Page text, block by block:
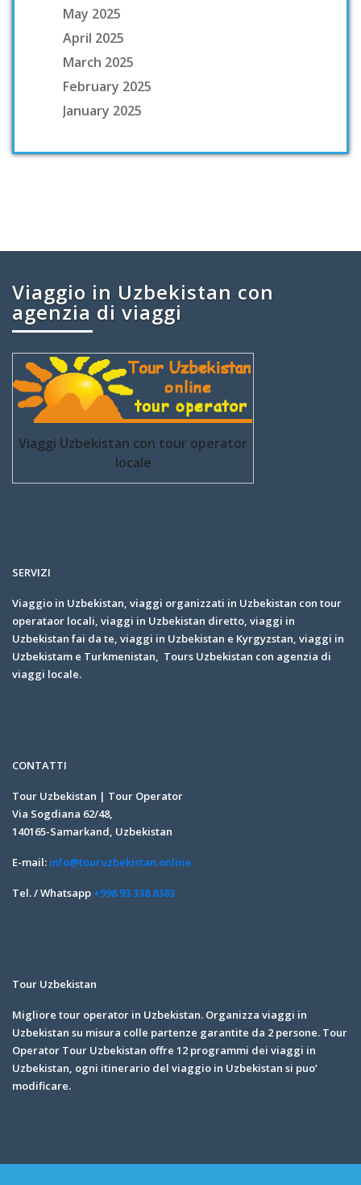
May 2025
April 2025
March 2025
February 2025
January 2025
Viaggio in Uzbekistan con
agenzia di viaggi
Viaggi Uzbekistan con tour operator
locale
SERVIZI
Viaggio in Uzbekistan, viaggi organizzati in Uzbekistan con tour
operataor locali, viaggi in Uzbekistan diretto, viaggi in
Uzbekistan fai da te, viaggi in Uzbekistan e Kyrgyzstan, viaggi in
Uzbekistam e Turkmenistan, Tours Uzbekistan con agenzia di
viaggi locale.
CONTATTI
Tour Uzbekistan | Tour Operator
Via Sogdiana 62/48,
140165-Samarkand, Uzbekistan
E-mail: info@touruzbekistan.online
Tel. / Whatsapp +998 93 338 8383
Tour Uzbekistan
Migliore tour operator in Uzbekistan. Organizza viaggi in
Uzbekistan su misura colle partenze garantite da 2 persone. Tour
Operator Tour Uzbekistan offre 12 programmi dei viaggi in
Uzbekistan, ogni itinerario del viaggio in Uzbekistan si puo’
modificare.